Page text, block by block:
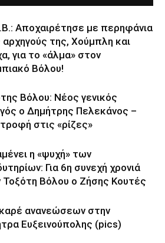
Αποχαιρέτησε με περηφάνια
αρχηγούς της, Χούμπλη και
για το «άλμα» στον
Βόλου!
Βόλου: Νέος γενικός
ο Δημήτρης Πελεκάνος –
στις «ρίζες»
η «ψυχή» των
Για 6η συνεχή χρονιά
Τοξότη Βόλου ο Ζήσης Κουτές
ανανεώσεων στην
Ευξεινούπολης (pics)